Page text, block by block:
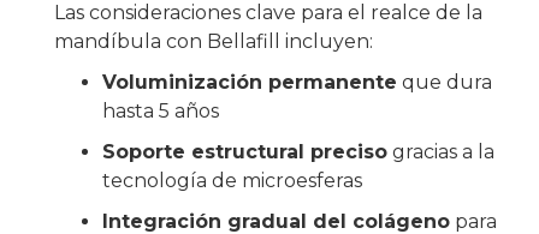
Las consideraciones clave para el realce de la
mandíbula con Bellafill incluyen:
Voluminización permanente que dura
hasta 5 años
Soporte estructural preciso gracias a la
tecnología de microesferas
Integración gradual del colágeno para